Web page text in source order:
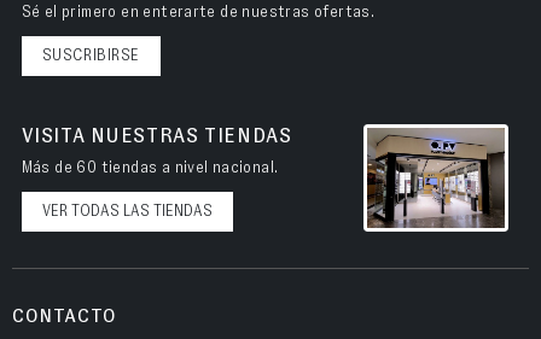
Sé el primero en enterarte de nuestras ofertas.
SUSCRIBIRSE
VISITA NUESTRAS TIENDAS
Más de 60 tiendas a nivel nacional.
VER TODAS LAS TIENDAS
CONTACTO